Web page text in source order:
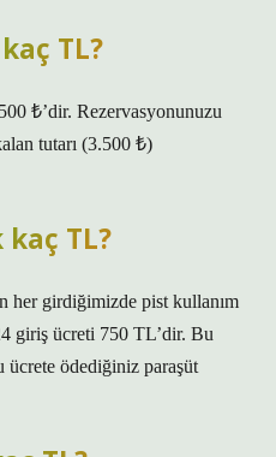
TL?
₺’dir. Rezervasyonunuzu
tutarı (3.500 ₺)
TL?
her girdiğimizde pist kullanım
giriş ücreti 750 TL’dir. Bu
ücrete ödediğiniz paraşüt